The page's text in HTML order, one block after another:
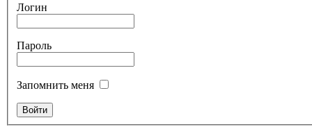
Логин
Пароль
Запомнить меня